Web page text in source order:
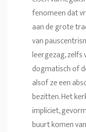
fenomeen dat
aan de grote
van
leergezag,
dogmatisch of
alsof ze een
bezitten. Het
impliciet,
buurt komen